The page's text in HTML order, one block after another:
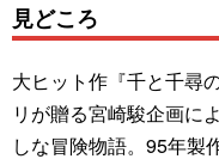
見どころ
大ヒット作『千と千尋
リが贈る宮崎駿企画に
しな冒険物語。95年製